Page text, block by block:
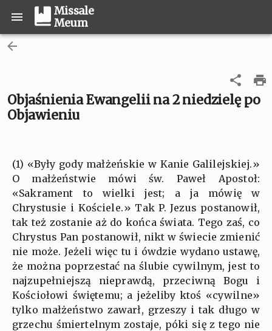
Missale
Meum
Objaśnienia Ewangelii na 2 niedzielę po
Objawieniu
(1) «Były gody małżeńskie w Kanie Galilejskiej.»
O małżeństwie mówi św. Paweł Apostoł:
«Sakrament to wielki jest; a ja mówię w
Chrystusie i Kościele.» Tak P. Jezus postanowił,
tak też zostanie aż do końca świata. Tego zaś, co
Chrystus Pan postanowił, nikt w świecie zmienić
nie może. Jeżeli więc tu i ówdzie wydano ustawę,
że można poprzestać na ślubie cywilnym, jest to
najzupełniejszą nieprawdą, przeciwną Bogu i
Kościołowi świętemu; a jeżeliby ktoś «cywilne»
tylko małżeństwo zawarł, grzeszy i tak długo w
grzechu śmiertelnym zostaje, póki się z tego nie